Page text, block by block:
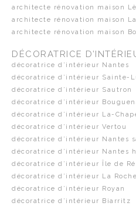
architecte rénovation maison
architecte rénovation maison
architecte rénovation maison
DÉCORATRICE
décoratrice d’intérieur Nantes
décoratrice d’intérieur Sainte-
décoratrice d’intérieur Sautron
décoratrice d’intérieur
décoratrice d’intérieur La-
décoratrice d’intérieur Vertou
décoratrice d’intérieur Nantes
décoratrice d’intérieur Nantes
décoratrice d’intérieur Île de Ré
décoratrice d’intérieur La
décoratrice d’intérieur Royan
décoratrice d’intérieur Biarritz